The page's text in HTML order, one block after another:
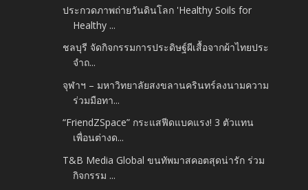
ประกวดภาพถ่ายวันดินโลก 'Healthy Soils for
Healthy ...
ชลบุรี จัดกิจกรรมการประดิษฐ์ผีเสื้อจากผ้าไทยประ
จำถ...
จุฬาฯ – มหาวิทยาลัยสงขลานครินทร์ลงนามความ
ร่วมมือทา...
“FriendZSpace” กระแสฟีดแบคแรง! 3 ตัวแทน
เพื่อนต่างด...
T&B Media Global ขนทัพมาสคอตสุดน่ารัก ร่วม
กิจกรรม ...